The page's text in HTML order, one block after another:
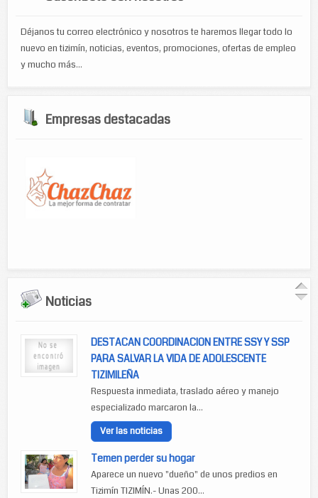
Déjanos tu correo electrónico y nosotros te haremos llegar todo lo
nuevo en tizimín, noticias, eventos, promociones, ofertas de empleo
y mucho más...
Empresas destacadas
Noticias
DESTACAN COORDINACION ENTRE SSY Y SSP
PARA SALVAR LA VIDA DE ADOLESCENTE
TIZIMILEÑA
Respuesta inmediata, traslado aéreo y manejo
especializado marcaron la...
Ver las noticias
Temen perder su hogar
Aparece un nuevo "dueño" de unos predios en
Tizimín TIZIMÍN.- Unas 200...